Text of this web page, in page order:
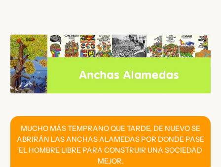
contenido
MUCHO MÁS TEMPRANO QUE TARDE, DE NUEVO SE
ABRIRÁN LAS ANCHAS ALAMEDAS POR DONDE PASE
EL HOMBRE LIBRE PARA CONSTRUIR UNA SOCIEDAD
MEJOR.